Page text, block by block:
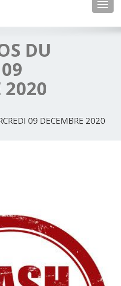
DU
2020
09 DECEMBRE 2020